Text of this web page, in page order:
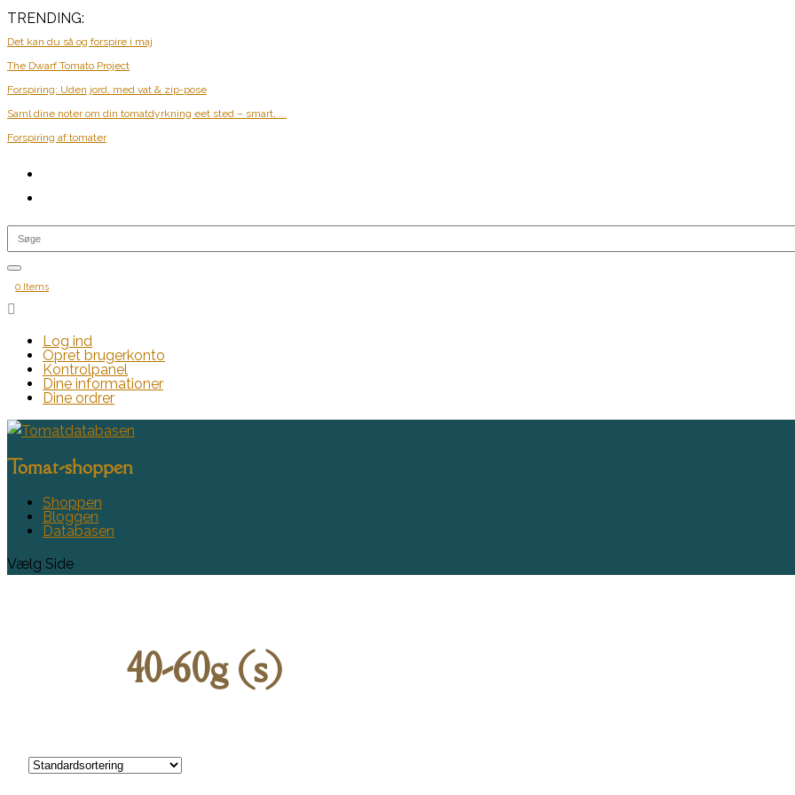
TRENDING:
Det kan du så og forspire i maj
The Dwarf Tomato Project
Forspiring: Uden jord, med vat & zip-pose
Saml dine noter om din tomatdyrkning eet sted – smart, ...
Forspiring af tomater
0 Items

Log ind
Opret brugerkonto
Kontrolpanel
Dine informationer
Dine ordrer
Tomat-shoppen
Shoppen
Bloggen
Databasen
Vælg Side
40-60g (s)